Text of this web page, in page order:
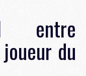
entre
du